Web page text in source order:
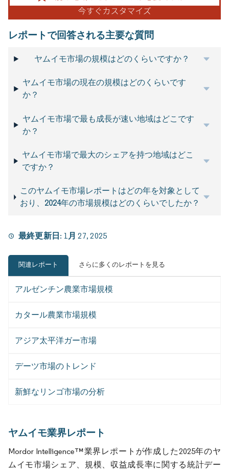
レポートで回答される主要な質問
ヤムイモ市場の規模はどのくらいですか？
ヤムイモ市場の現在の規模はどのくらいです
か？
ヤムイモ市場で最も成長が速い地域はどこです
か？
ヤムイモ市場で最大のシェアを持つ地域はどこ
ですか？
このヤムイモ市場レポートはどの年を対象として
おり、2024年の市場規模はどのくらいでしたか？
最終更新日: 1月 27, 2025
関連レポート さらに多くのレポートを見る
アルゼンチン農業市場規模
カタール農業市場規模
アジア太平洋ガー市場
デーツ市場のトレンド
新鮮なリンゴ市場の分析
ヤムイモ業界レポート
Mordor Intelligence™業界レポートが作成した2025年のヤ
ムイモ市場シェア、規模、収益成長率に関する統計デー